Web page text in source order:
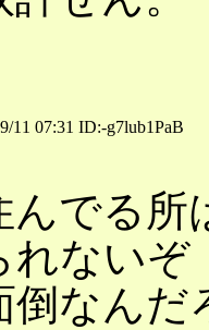
11 07:31 ID:-g7lub1PaB
んでる所
れないぞ
倒なんだ